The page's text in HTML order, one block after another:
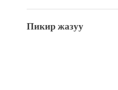
Пикир жазуу